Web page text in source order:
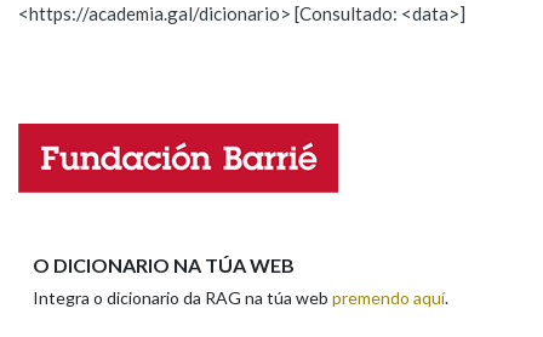
Propoño mellorar a definición
Nome
<https://academia.gal/dicionario> [Consultado: <data>]
O DICIONARIO NA TÚA WEB
Integra o dicionario da RAG na túa web premendo aquí.